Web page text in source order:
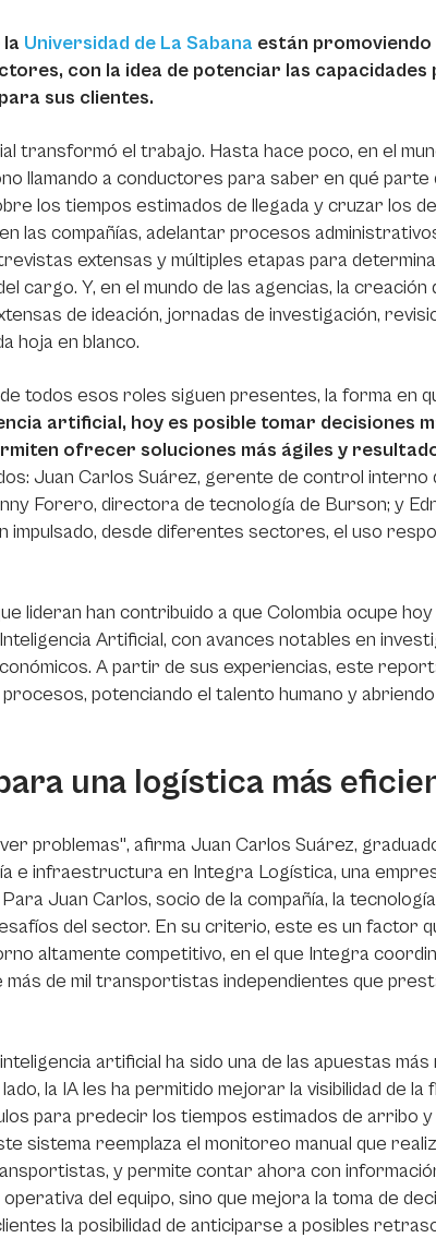
Universidad de La Sabana están promoviendo
con la idea de potenciar las
sus clientes.
transformó el trabajo. Hasta hace poco, en el
llamando a conductores para saber en qué
los tiempos estimados de llegada y cruzar los
las compañías, adelantar procesos
extensas y múltiples etapas para
cargo. Y, en el mundo de las agencias, la creación
de ideación, jornadas de investigación,
hoja en blanco.
todos esos roles siguen presentes, la forma en
artificial, hoy es posible tomar decisiones
ofrecer soluciones más ágiles y
Juan Carlos Suárez, gerente de control
Forero, directora de tecnología de Burson; y
impulsado, desde diferentes sectores, el uso
lideran han contribuido a que Colombia ocupe
Artificial, con avances notables en
A partir de sus experiencias, este
potenciando el talento humano y
una logística más
problemas", afirma Juan Carlos Suárez,
e infraestructura en Integra Logística, una
Juan Carlos, socio de la compañía, la
del sector. En su criterio, este es un factor
altamente competitivo, en el que Integra
de mil transportistas independientes que
artificial ha sido una de las apuestas
la IA les ha permitido mejorar la visibilidad de
para predecir los tiempos estimados de arribo
sistema reemplaza el monitoreo manual que
y permite contar ahora con
del equipo, sino que mejora la toma de
la posibilidad de anticiparse a posibles